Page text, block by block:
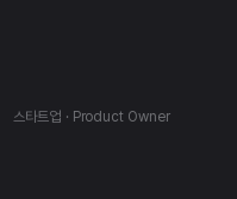
스타트업 · Product Owner